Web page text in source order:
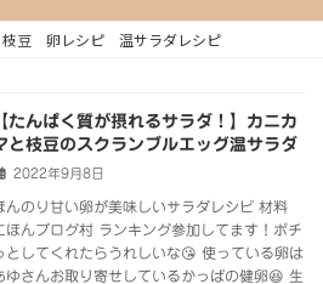
豆 卵レシピ 温サラダレシピ
【たんぱく質が摂れるサラダ！】カニカ
と枝豆のスクランブルエッグ温サラダ
2022年9月8日
んのり甘い卵が美味しいサラダレシピ 材料
ほんブログ村 ランキング参加してます！ポチ
としてくれたらうれしいな😘 使っている卵は
ゆさんお取り寄せしているかっぱの健卵😆 生